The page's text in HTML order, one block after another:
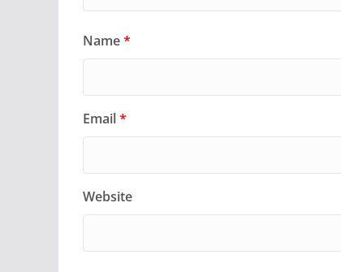
Name*
Email*
Website